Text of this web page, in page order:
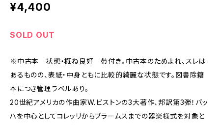
¥4,400
SOLD OUT
※中古本 状態・概ね良好 帯付き。中古本のためよれ、スレは
あるものの、表紙・中身ともに比較的綺麗な状態です。図書除籍
本につき管理ラベルあり。
20世紀アメリカの作曲家W.ピストンの3大著作、邦訳第3弾！バッ
ハを中心としてコレッリからブラームスまでの器楽様式を対象と